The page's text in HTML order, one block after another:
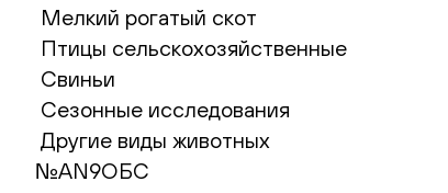
Мелкий рогатый скот
Птицы сельскохозяйственные
Свиньи
Сезонные исследования
Другие виды животных
№AN9ОБС